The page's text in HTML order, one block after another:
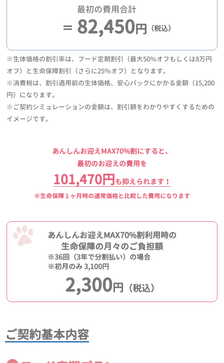
最初の費用合計
82,450円 （税込）
※生体価格の割引率は、フード定期割引（最大50％オフもしくは8万円
オフ）と生命保障割引（さらに25％オフ）となります。
※消費税は、割引適用前の生体価格、安心パックにかかる金額（15,200
円）になります。
※ご契約シミュレーションの金額は、割引額をわかりやすくするための
イメージです。
あんしんお迎えMAX70%割にすると、
最初のお迎えの費用を
101,470円も抑えられます！
※生命保障１ヶ月時の通常価格と比較した費用になります
あんしんお迎えMAX70%割利用時の
生命保障の月々のご負担額
※36回（3年で分割払い）の場合
※初月のみ 3,100円
2,300円 （税込）
ご契約基本内容